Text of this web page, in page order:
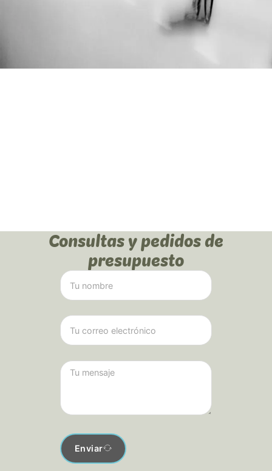
Consultas y pedidos de
presupuesto
Enviar